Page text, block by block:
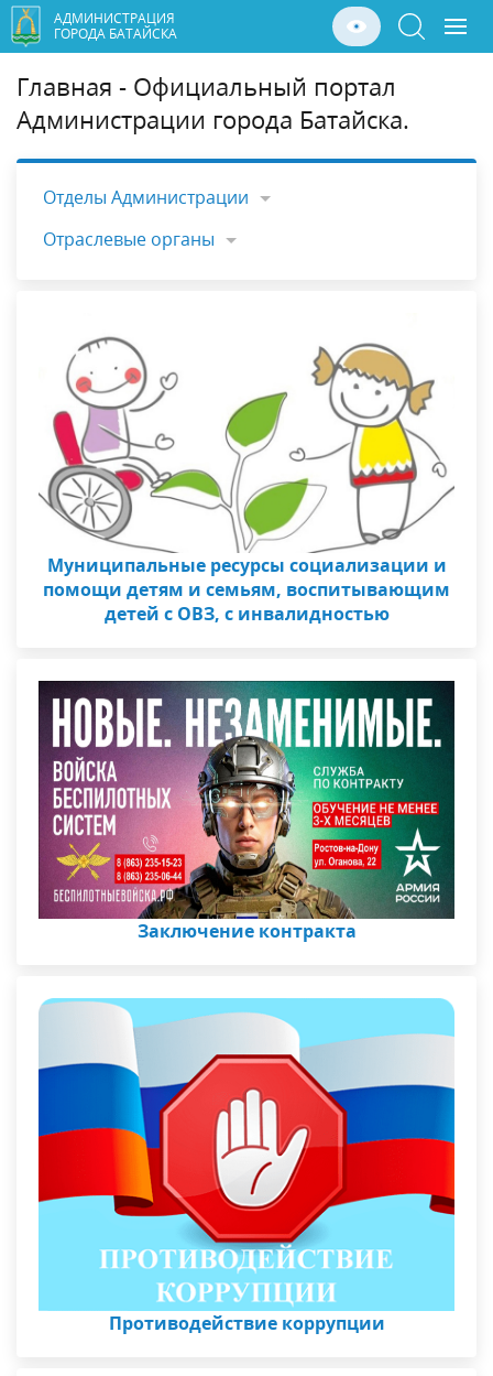
АДМИНИСТРАЦИЯ
ГОРОДА БАТАЙСКА
Главная - Официальный портал
Администрации города Батайска.
Отделы Администрации
Отраслевые органы
Муниципальные ресурсы социализации и
помощи детям и семьям, воспитывающим
детей с ОВЗ, с инвалидностью
Заключение контракта
Противодействие коррупции